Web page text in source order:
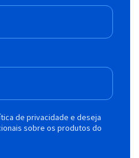
de privacidade e deseja
sobre os produtos do